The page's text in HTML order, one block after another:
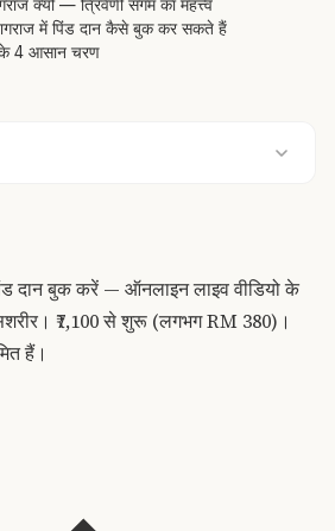
क्यों — त्रिवेणी संगम का महत्त्व
में पिंड दान कैसे बुक कर सकते हैं
4 आसान चरण
दान बुक करें — ऑनलाइन लाइव वीडियो के
₹7,100 से शुरू (लगभग RM 380)।
हैं।